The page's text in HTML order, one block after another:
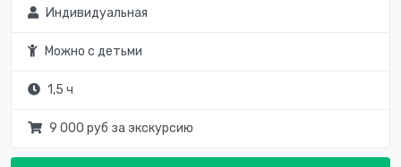
Индивидуальная
Можно с детьми
1,5 ч
9 000 руб за экскурсию